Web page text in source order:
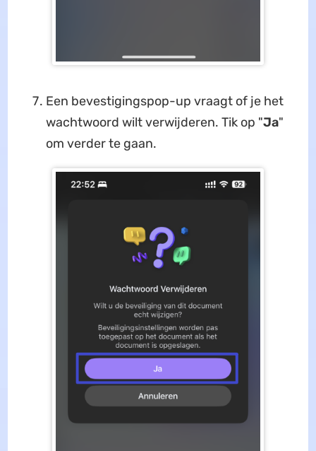
Een bevestigingspop-up vraagt of je het
wachtwoord wilt verwijderen. Tik op "Ja"
om verder te gaan.